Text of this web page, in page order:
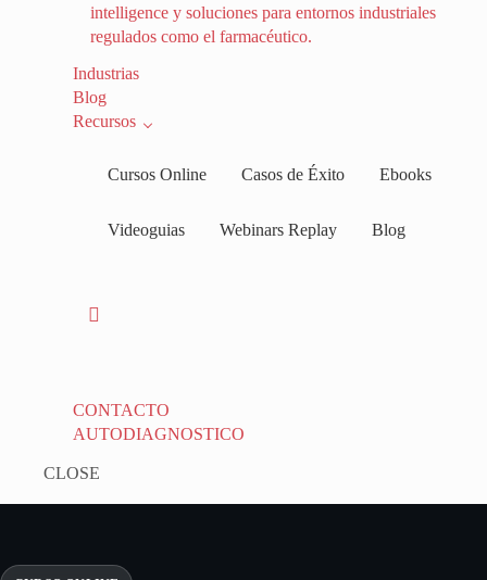
intelligence y soluciones para entornos industriales
regulados como el farmacéutico.
Industrias
Blog
Recursos
Cursos Online Casos de Éxito Ebooks
Videoguias Webinars Replay Blog
CONTACTO
AUTODIAGNOSTICO
CLOSE